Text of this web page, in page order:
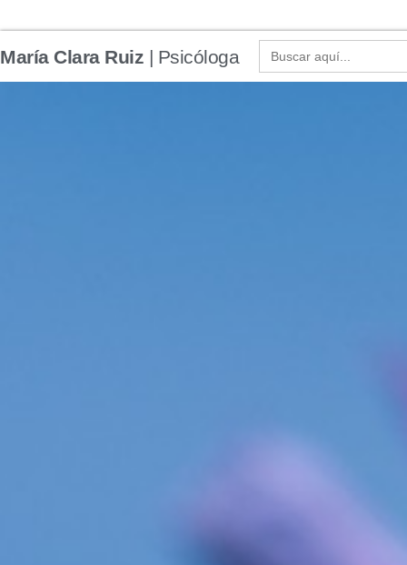
María Clara Ruiz | Psicóloga
Buscar: